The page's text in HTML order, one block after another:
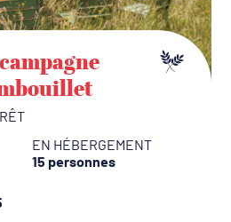
EN HÉBERGEMENT
15 personnes